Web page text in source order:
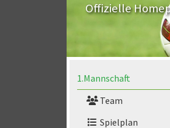
Offizielle
1.Mannschaft
Team
Spielplan